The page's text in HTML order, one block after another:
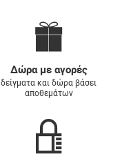
Δώρα με αγορές
δείγματα και δώρα βάσει
αποθεμάτων